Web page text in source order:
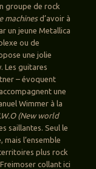
groupe de rock
machinesd’avoir à
un jeune Metallica
ou de
une jolie
Les guitares
– évoquent
une
Wimmer à la
(New world
saillantes. Seul le
l’ensemble
plus rock
collant ici